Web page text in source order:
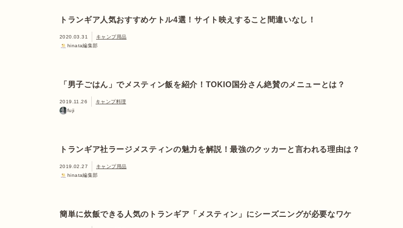
トランギア人気おすすめケトル4選！サイト映えすること間違いなし！
2020.03.31
キャンプ用品
hinata編集部
「男子ごはん」でメスティン飯を紹介！TOKIO国分さん絶賛のメニューとは？
2019.11.26
キャンプ料理
fuji
トランギア社ラージメスティンの魅力を解説！最強のクッカーと言われる理由は？
2019.02.27
キャンプ用品
hinata編集部
簡単に炊飯できる人気のトランギア「メスティン」にシーズニングが必要なワケ